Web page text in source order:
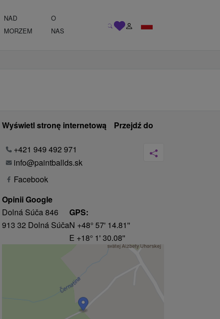
NAD
MORZEM
O
NAS
Wyświetl stronę internetową Przejdź do
+421 949 492 971
info@paintballds.sk
Facebook
Opinii Google
Dolná Súča 846
913 32 Dolná Súča
GPS:
N +48° 57' 14.81''
E +18° 1' 30.08''